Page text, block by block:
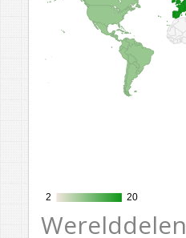
2
2 20
20
Werelddelen